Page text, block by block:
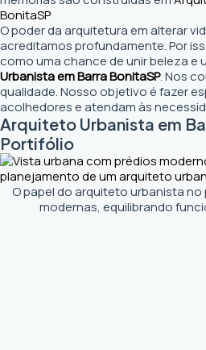
BonitaSP
O poder da arquitetura em alterar
acreditamos profundamente. Por
como uma chance de unir beleza e
Urbanista em Barra BonitaSP. Nos
qualidade. Nosso objetivo é fazer
acolhedores e atendam às
Arquiteto Urbanista em
Portifólio
O papel do arquiteto urbanista
modernas, equilibrando